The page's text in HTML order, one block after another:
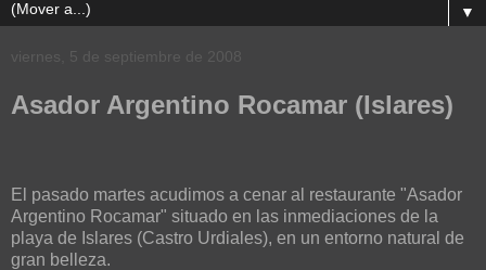
▼
viernes, 5 de septiembre de 2008
Asador Argentino Rocamar (Islares)
El pasado martes acudimos a cenar al restaurante "Asador
Argentino Rocamar" situado en las inmediaciones de la
playa de Islares (Castro Urdiales), en un entorno natural de
gran belleza.